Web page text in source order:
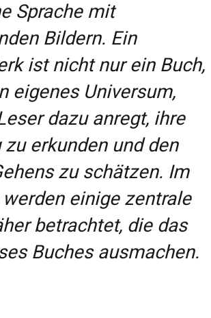
Sprache mit
Bildern. Ein
ist nicht nur ein Buch,
eigenes Universum,
dazu anregt, ihre
zu erkunden und den
zu schätzen. Im
einige zentrale
betrachtet, die das
Buches ausmachen.